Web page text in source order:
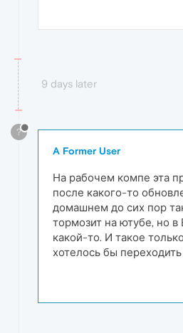
9 days later
?
A Former User
На рабочем компе эта
после какого-то
домашнем до сих пор
тормозит на ютубе, но
какой-то. И такое
хотелось бы